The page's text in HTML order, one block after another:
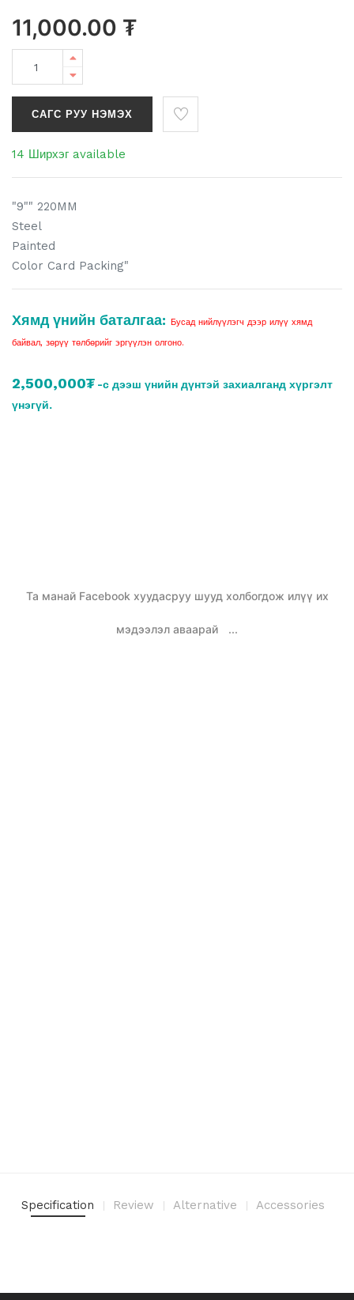
11,000.00 ₮
САГС РУУ НЭМЭХ
14 Ширхэг available
"9"" 220MM
Steel
Painted
Color Card Packing"
Хямд үнийн баталгаа:
Бусад нийлүүлэгч дээр илүү хямд
байвал, зөрүү төлбөрийг эргүүлэн олгоно.
2,500,000₮ -с дээш үнийн дүнтэй захиалганд хүргэлт
үнэгүй.
Та манай Facebook хуудасруу шууд холбогдож илүү их
мэдээлэл аваарай ...
Specification Review Alternative Accessories